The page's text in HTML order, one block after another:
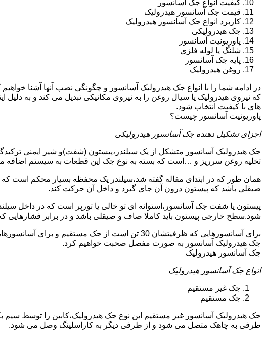
کیفیت انواع جک آسانسور
قیمت جک آسانسور هیدرولیک
کاربرد انواع جک آسانسور هیدرولیک
جک هیدرولیکی
پاوریونیت آسانسور
شلنگ یا لوله فلزی
پایه جک آسانسور
روغن هیدرولیک
در ادامه شما را با انواع جک هیدرولیک آسانسور و چگونگی نصب آنها آشنا
که نیروی هیدرولیک یا سیال روغن را به نیروی مکانیکی تبدیل می کند و به
های با کیفیت انتخاب شود.
پاوریونیت آسانسور چیست؟
اجزای تشکیل دهنده جک آسانسور هیدرولیکی
جک هیدرولیک آسانسور متشکل از یک سیلندر،پیستون (شفت)و شیر ایمنی
تخلیه روغن سرریز و …است که بسته به نوع جک این قطعات به سیستم اضافه
همان طور که در ابتدای مقاله گفته شد،سیلندر یک محفظه بسیار محکم است
صیقلی باشد که پیستون درون آن جای گیرد و داخل آن حرکت کند.
پیستون یا شفت جک آسانسور،استوانه ای تو خالی یا تورپر است که در داخل
شود.سطح خارجی پیستون باید کاملا صاف و صیقلی باشد و در برابر فشارهایی
جک هیدرولیک آسانسور به صورت مفصل صحبت خواهیم کرد.
جک آسانسور هیدرولیک
انواع جک آسانسور هیدرولیک
جک غیر مستقیم
جک مستقیم
جک هیدرولیک آسانسور غیر مستقیم این نوع جک هیدرولیک،کابین را توسط
طرفی به چاهک متصل می شود و از طرفی دیگر به کاراسلینگ وصل می شود.